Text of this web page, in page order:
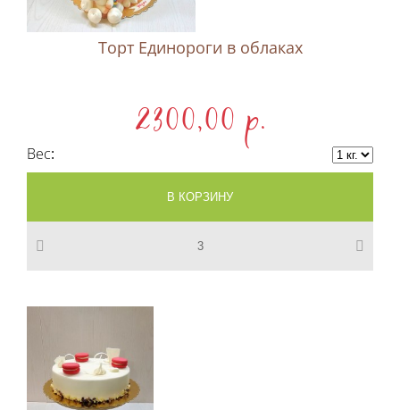
Торт Единороги в облаках
2300,00 p.
Вес